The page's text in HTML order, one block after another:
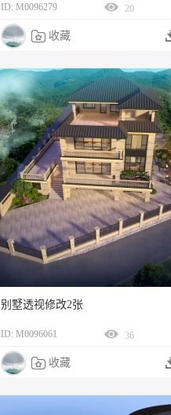
ID: M0096279 20
 收藏
别墅透视修改2张
ID: M0096061 36
 收藏